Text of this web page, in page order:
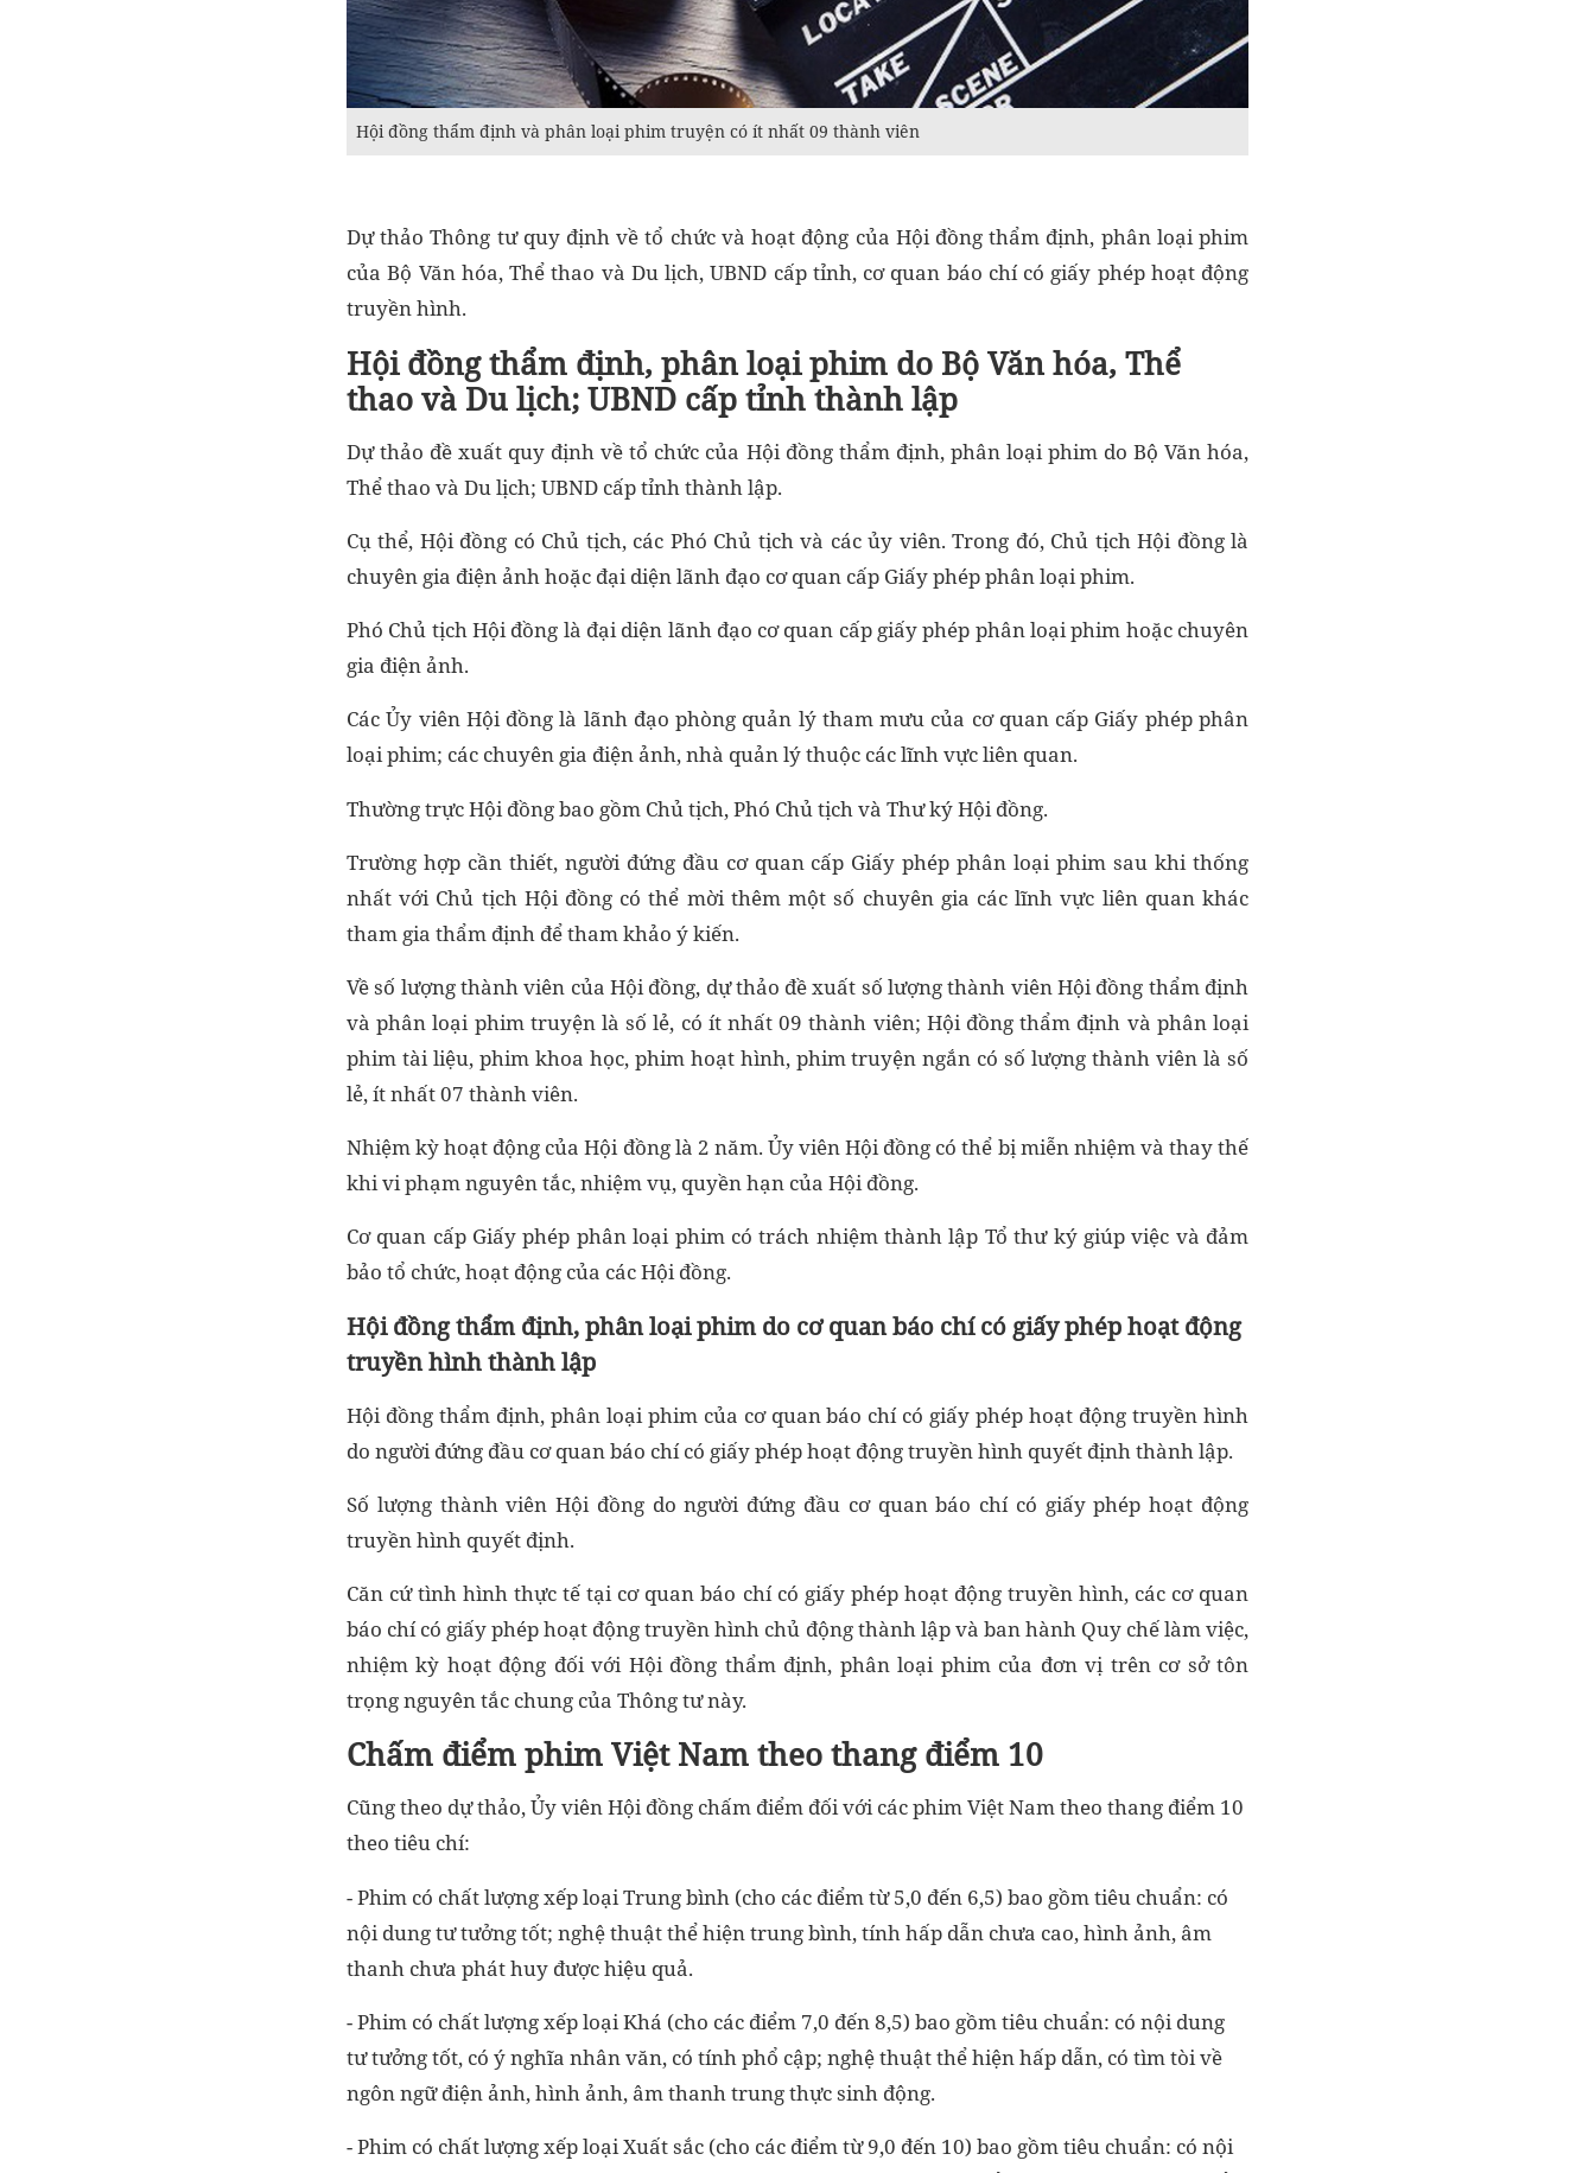
Hội đồng thẩm định và phân loại phim truyện có ít nhất 09 thành viên
Dự thảo Thông tư quy định về tổ chức và hoạt động của Hội đồng thẩm định, phân loại phim
của Bộ Văn hóa, Thể thao và Du lịch, UBND cấp tỉnh, cơ quan báo chí có giấy phép hoạt động
truyền hình.
Hội đồng thẩm định, phân loại phim do Bộ Văn hóa, Thể
thao và Du lịch; UBND cấp tỉnh thành lập
Dự thảo đề xuất quy định về tổ chức của Hội đồng thẩm định, phân loại phim do Bộ Văn hóa,
Thể thao và Du lịch; UBND cấp tỉnh thành lập.
Cụ thể, Hội đồng có Chủ tịch, các Phó Chủ tịch và các ủy viên. Trong đó, Chủ tịch Hội đồng là
chuyên gia điện ảnh hoặc đại diện lãnh đạo cơ quan cấp Giấy phép phân loại phim.
Phó Chủ tịch Hội đồng là đại diện lãnh đạo cơ quan cấp giấy phép phân loại phim hoặc chuyên
gia điện ảnh.
Các Ủy viên Hội đồng là lãnh đạo phòng quản lý tham mưu của cơ quan cấp Giấy phép phân
loại phim; các chuyên gia điện ảnh, nhà quản lý thuộc các lĩnh vực liên quan.
Thường trực Hội đồng bao gồm Chủ tịch, Phó Chủ tịch và Thư ký Hội đồng.
Trường hợp cần thiết, người đứng đầu cơ quan cấp Giấy phép phân loại phim sau khi thống
nhất với Chủ tịch Hội đồng có thể mời thêm một số chuyên gia các lĩnh vực liên quan khác
tham gia thẩm định để tham khảo ý kiến.
Về số lượng thành viên của Hội đồng, dự thảo đề xuất số lượng thành viên Hội đồng thẩm định
và phân loại phim truyện là số lẻ, có ít nhất 09 thành viên; Hội đồng thẩm định và phân loại
phim tài liệu, phim khoa học, phim hoạt hình, phim truyện ngắn có số lượng thành viên là số
lẻ, ít nhất 07 thành viên.
Nhiệm kỳ hoạt động của Hội đồng là 2 năm. Ủy viên Hội đồng có thể bị miễn nhiệm và thay thế
khi vi phạm nguyên tắc, nhiệm vụ, quyền hạn của Hội đồng.
Cơ quan cấp Giấy phép phân loại phim có trách nhiệm thành lập Tổ thư ký giúp việc và đảm
bảo tổ chức, hoạt động của các Hội đồng.
Hội đồng thẩm định, phân loại phim do cơ quan báo chí có giấy phép hoạt động
truyền hình thành lập
Hội đồng thẩm định, phân loại phim của cơ quan báo chí có giấy phép hoạt động truyền hình
do người đứng đầu cơ quan báo chí có giấy phép hoạt động truyền hình quyết định thành lập.
Số lượng thành viên Hội đồng do người đứng đầu cơ quan báo chí có giấy phép hoạt động
truyền hình quyết định.
Căn cứ tình hình thực tế tại cơ quan báo chí có giấy phép hoạt động truyền hình, các cơ quan
báo chí có giấy phép hoạt động truyền hình chủ động thành lập và ban hành Quy chế làm việc,
nhiệm kỳ hoạt động đối với Hội đồng thẩm định, phân loại phim của đơn vị trên cơ sở tôn
trọng nguyên tắc chung của Thông tư này.
Chấm điểm phim Việt Nam theo thang điểm 10
Cũng theo dự thảo, Ủy viên Hội đồng chấm điểm đối với các phim Việt Nam theo thang điểm 10
theo tiêu chí:
- Phim có chất lượng xếp loại Trung bình (cho các điểm từ 5,0 đến 6,5) bao gồm tiêu chuẩn: có
nội dung tư tưởng tốt; nghệ thuật thể hiện trung bình, tính hấp dẫn chưa cao, hình ảnh, âm
thanh chưa phát huy được hiệu quả.
- Phim có chất lượng xếp loại Khá (cho các điểm 7,0 đến 8,5) bao gồm tiêu chuẩn: có nội dung
tư tưởng tốt, có ý nghĩa nhân văn, có tính phổ cập; nghệ thuật thể hiện hấp dẫn, có tìm tòi về
ngôn ngữ điện ảnh, hình ảnh, âm thanh trung thực sinh động.
- Phim có chất lượng xếp loại Xuất sắc (cho các điểm từ 9,0 đến 10) bao gồm tiêu chuẩn: có nội